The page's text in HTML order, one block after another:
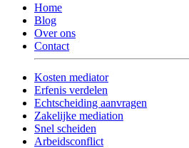
Home
Blog
Over ons
Contact
Kosten mediator
Erfenis verdelen
Echtscheiding aanvragen
Zakelijke mediation
Snel scheiden
Arbeidsconflict